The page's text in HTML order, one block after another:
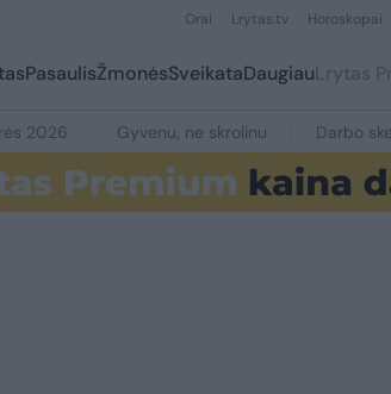
Orai Lrytas.tv Horoskopai
PasaulisŽmonėsSveikataDaugiauLrytas
2026 Gyvenu, ne skrolinu Darbo